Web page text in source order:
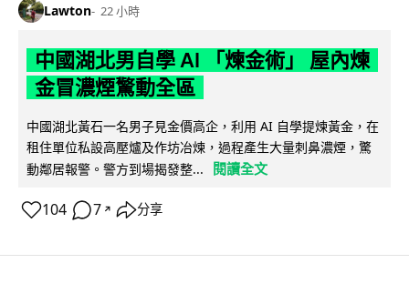
Lawton 22 小時
中國湖北男自學 AI 「煉金術」 屋內煉
金冒濃煙驚動全區
中國湖北黃石一名男子見金價高企，利用 AI 自學提煉黃金，在
租住單位私設高壓爐及作坊冶煉，過程產生大量刺鼻濃煙，驚
動鄰居報警。警方到場揭發整...
閱讀全文
104 7 ↗ 分享